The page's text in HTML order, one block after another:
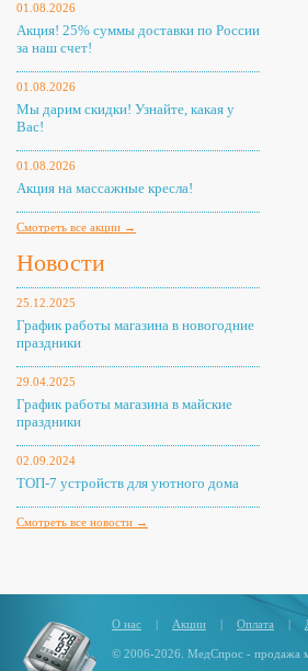
01.08.2026
Акция! 25% суммы доставки по России
за наш счет!
01.08.2026
Мы дарим скидки! Узнайте, какая у
Вас!
01.08.2026
Акция на массажные кресла!
Смотреть все акции →
Новости
25.12.2025
График работы магазина в новогодние
праздники
29.04.2025
График работы магазина в майские
праздники
02.09.2024
ТОП-7 устройств для уютного дома
Смотреть все новости →
О нас | Акции | Оплата |
© 2006-2026. МедСпрос - продажа